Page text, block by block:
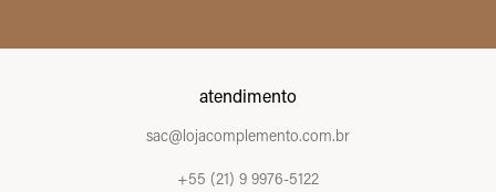
atendimento
sac@lojacomplemento.com.br
+55 (21) 9 9976-5122